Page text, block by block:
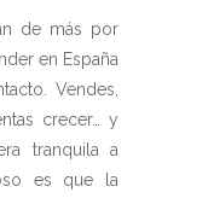
de más por
en España
Vendes,
crecer… y
tranquila a
es que la